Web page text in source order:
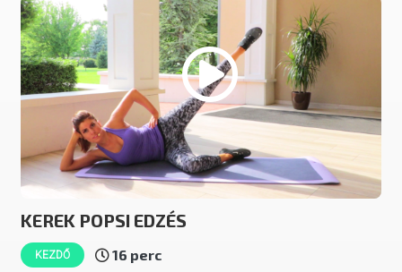
KEREK POPSI EDZÉS
KEZDŐ 16 perc